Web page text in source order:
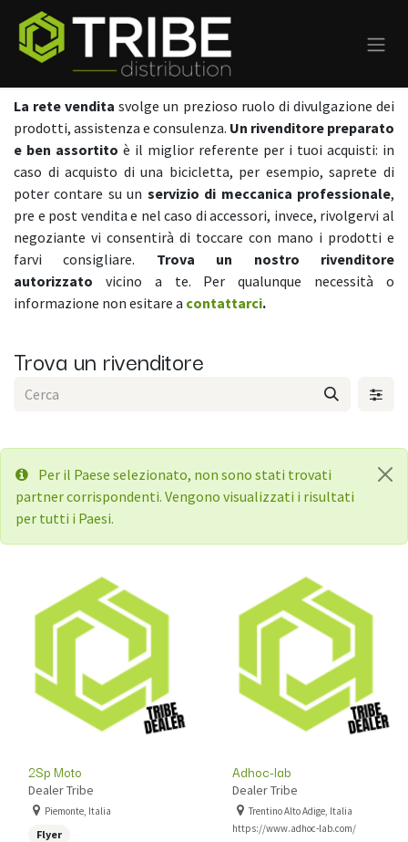
Passa al contenuto
La rete vendita svolge un prezioso ruolo di divulgazione dei
prodotti, assistenza e consulenza. Un rivenditore preparato
e ben assortito è il miglior referente per i tuoi acquisti: in
caso di acquisto di una bicicletta, per esempio, saprete di
poter contare su un servizio di meccanica professionale,
pre e post vendita e nel caso di accessori, invece, rivolgervi al
negoziante vi consentirà di toccare con mano i prodotti e
farvi consigliare. Trova un nostro rivenditore
autorizzato vicino a te. Per qualunque necessità o
informazione non esitare a contattarci.
Trova un rivenditore
Per il Paese selezionato, non sono stati trovati
partner corrispondenti. Vengono visualizzati i risultati
per tutti i Paesi.
2Sp Moto
Dealer Tribe
Piemonte, Italia
Flyer
Adhoc-lab
Dealer Tribe
Trentino Alto Adige, Italia
https://www.adhoc-lab.com/